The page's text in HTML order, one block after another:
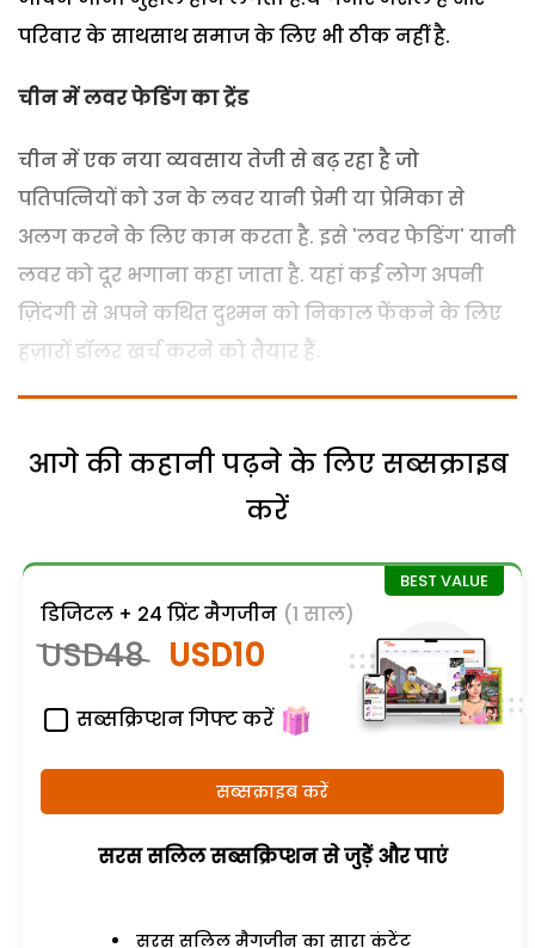
परिवार के साथसाथ समाज के लिए भी ठीक नहीं है.
चीन में लवर फेडिंग का ट्रेंड
चीन में एक नया व्यवसाय तेजी से बढ़ रहा है जो
पतिपत्नियों को उन के लवर यानी प्रेमी या प्रेमिका से
अलग करने के लिए काम करता है. इसे 'लवर फेडिंग' यानी
लवर को दूर भगाना कहा जाता है. यहां कई लोग अपनी
ज़िंदगी से अपने कथित दुश्मन को निकाल फेंकने के लिए
हज़ारों डॉलर खर्च करने को तैयार हैं.
आगे की कहानी पढ़ने के लिए सब्सक्राइब
करें
डिजिटल + 24 प्रिंट मैगजीन (1 साल)
USD48 USD10
सब्सक्रिप्शन गिफ्ट करें
सब्सक्राइब करें
सरस सलिल सब्सक्रिप्शन से जुड़ेें और पाएं
सरस सलिल मैगजीन का सारा कंटेंट